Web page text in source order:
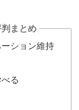
まとめ
ション維持
る